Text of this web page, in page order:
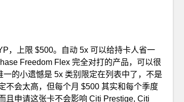
，上限 $500。自动 5x 可以给持卡人省一
Freedom Flex 完全对打的产品，可以很
的小遗憾是 5x 类别限定在列表中了，不是
不会太高，但每个月 $500 其实和每个季度
且申请这张卡不会影响 Citi Prestige, Citi